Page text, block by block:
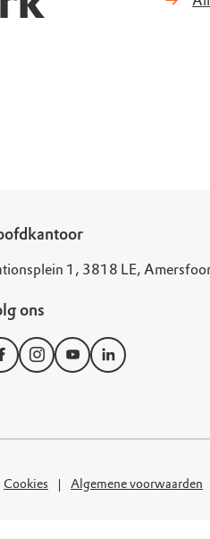
1, 3818 LE,
ons
Cookies Algemene voorwaarden